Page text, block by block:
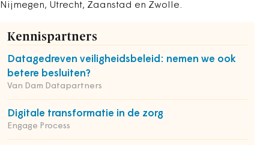
Nijmegen, Utrecht, Zaanstad en Zwolle.
Kennispartners
Datagedreven veiligheidsbeleid: nemen we ook
betere besluiten?
Van Dam Datapartners
Digitale transformatie in de zorg
Engage Process